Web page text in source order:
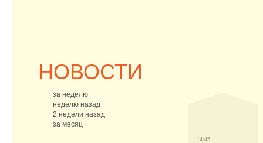
НОВОСТИ
за неделю
неделю назад
2 недели назад
за месяц
14:45